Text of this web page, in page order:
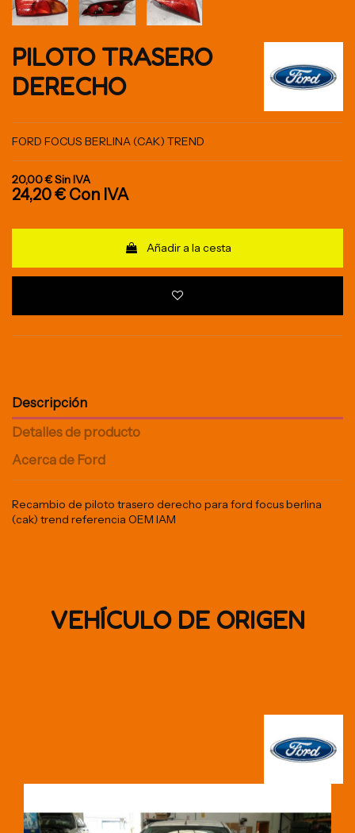
PILOTO TRASERO
DERECHO
FORD FOCUS BERLINA (CAK) TREND
20,00 €Sin IVA
24,20 € Con IVA
Añadir a la cesta
Descripción
Detalles de producto
Acerca de Ford
Recambio de piloto trasero derecho para ford focus berlina
(cak) trend referencia OEM IAM
VEHÍCULO DE ORIGEN